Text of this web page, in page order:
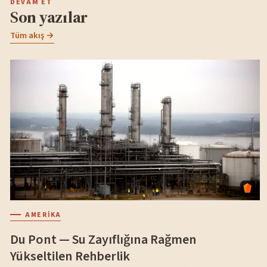
Son yazılar
Tüm akış →
AMERIKA
Du Pont — Su Zayıflığına Rağmen
Yükseltilen Rehberlik